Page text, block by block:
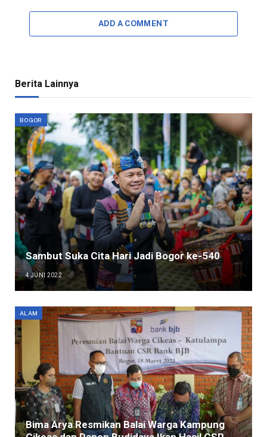
ADD A COMMENT
Berita Lainnya
BOGOR
Sambut Suka Cita Hari Jadi Bogor ke-540
4 JUNI 2022
ALAM
Bima Arya Resmikan Balai Warga Kampung